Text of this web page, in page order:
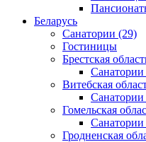
Беларусь
Санатории (29)
Гостиницы
Брестская
Санатории
Витебская
Санатории
Гомельская
Санатории
Гродненская